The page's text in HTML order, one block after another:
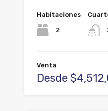
Habitaciones
2
Venta
Desde